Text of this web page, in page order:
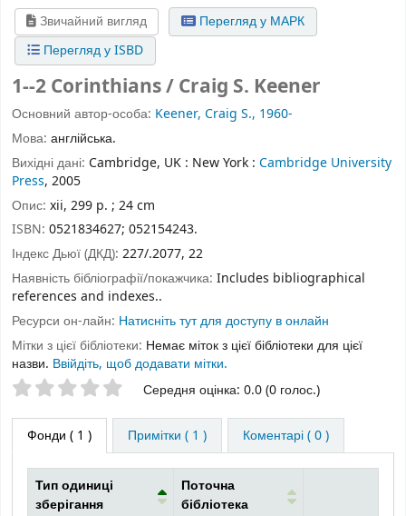
Звичайний вигляд
Перегляд у МАРК
Перегляд у ISBD
1--2 Corinthians / Craig S. Keener
Основний автор-особа: Keener, Craig S., 1960-
Мова: англійська.
Вихідні дані: Cambridge, UK : New York : Cambridge University
Press, 2005
Опис: xii, 299 p. ; 24 cm
ISBN: 0521834627; 052154243.
Індекс Дьюї (ДКД): 227/.2077, 22
Наявність бібліографії/покажчика: Includes bibliographical
references and indexes..
Ресурси он-лайн: Натисніть тут для доступу в онлайн
Мітки з цієї бібліотеки: Немає міток з цієї бібліотеки для цієї
назви. Ввійдіть, щоб додавати мітки.
Оцінки зірочкамиСередня оцінка: 0.0 (0 голос.)
Фонди ( 1 ) Примітки ( 1 ) Коментарі ( 0 )
Тип одиниці
зберігання
Поточна
бібліотека